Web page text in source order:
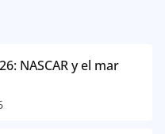
NASCAR y el mar